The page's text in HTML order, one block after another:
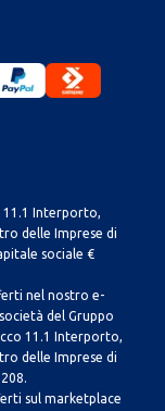
11.1 Interporto,
delle Imprese di
sociale €
nel nostro e-
del Gruppo
11.1 Interporto,
delle Imprese di
sul marketplace